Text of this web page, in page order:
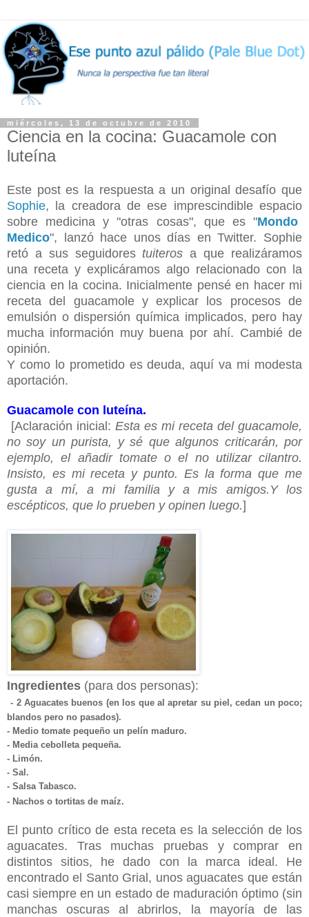
miércoles, 13 de octubre de 2010
Ciencia en la cocina: Guacamole con
luteína
Este post es la respuesta a un original desafío que
Sophie, la creadora de ese imprescindible espacio
sobre medicina y "otras cosas", que es "Mondo
Medico", lanzó hace unos días en Twitter. Sophie
retó a sus seguidores tuiteros a que realizáramos
una receta y explicáramos algo relacionado con la
ciencia en la cocina. Inicialmente pensé en hacer mi
receta del guacamole y explicar los procesos de
emulsión o dispersión química implicados, pero hay
mucha información muy buena por ahí. Cambié de
opinión.
Y como lo prometido es deuda, aquí va mi modesta
aportación.
Guacamole con luteína.
[Aclaración inicial: Esta es mi receta del guacamole,
no soy un purista, y sé que algunos criticarán, por
ejemplo, el añadir tomate o el no utilizar cilantro.
Insisto, es mi receta y punto. Es la forma que me
gusta a mí, a mi familia y a mis amigos.Y los
escépticos, que lo prueben y opinen luego.]
Ingredientes (para dos personas):
- 2 Aguacates buenos (en los que al apretar su piel, cedan un poco;
blandos pero no pasados).
- Medio tomate pequeño un pelín maduro.
- Media cebolleta pequeña.
- Limón.
- Sal.
- Salsa Tabasco.
- Nachos o tortitas de maíz.
El punto crítico de esta receta es la selección de los
aguacates. Tras muchas pruebas y comprar en
distintos sitios, he dado con la marca ideal. He
encontrado el Santo Grial, unos aguacates que están
casi siempre en un estado de maduración óptimo (sin
manchas oscuras al abrirlos, la mayoría de las